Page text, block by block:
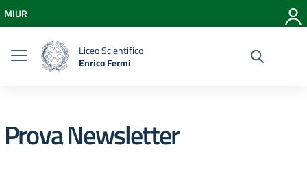
Vai al menu di navigazione
Vai al footer
MIUR
Liceo Scientifico
Enrico Fermi
Prova Newsletter